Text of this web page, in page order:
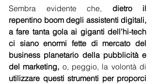
Sembra evidente che, dietro il
repentino boom degli assistenti digitali,
a fare tanta gola ai giganti dell’hi-tech
ci siano enormi fette di mercato del
business planetario della pubblicità e
del marketing,
utilizzare questi strumenti per proporci